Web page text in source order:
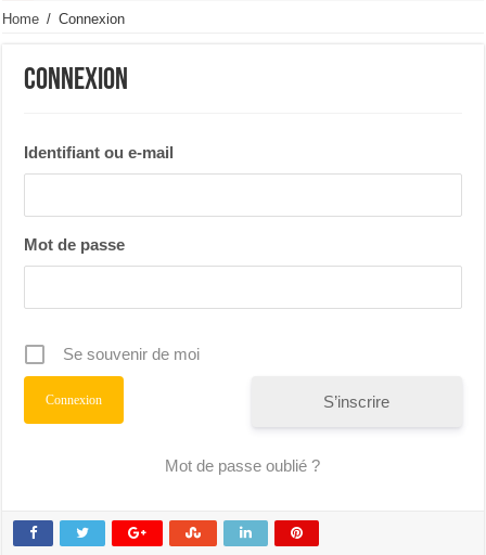
Home / Connexion
Connexion
Identifiant ou e-mail
Mot de passe
Se souvenir de moi
S’inscrire
Mot de passe oublié ?